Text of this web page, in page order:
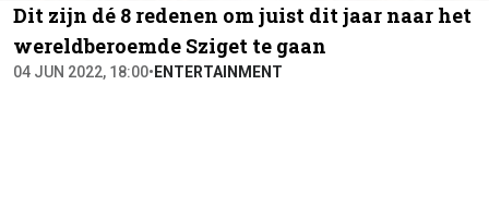
Dit zijn dé 8 redenen om juist dit jaar naar het
wereldberoemde Sziget te gaan
04 JUN 2022, 18:00• ENTERTAINMENT